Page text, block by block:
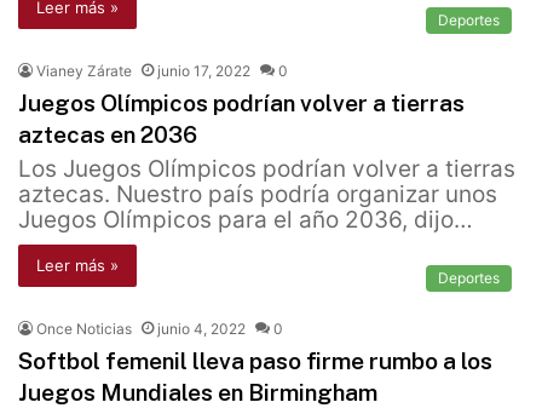
Leer más »
Deportes
Vianey Zárate junio 17, 2022 0
Juegos Olímpicos podrían volver a tierras
aztecas en 2036
Los Juegos Olímpicos podrían volver a tierras
aztecas. Nuestro país podría organizar unos
Juegos Olímpicos para el año 2036, dijo…
Leer más »
Deportes
Once Noticias junio 4, 2022 0
Softbol femenil lleva paso firme rumbo a los
Juegos Mundiales en Birmingham